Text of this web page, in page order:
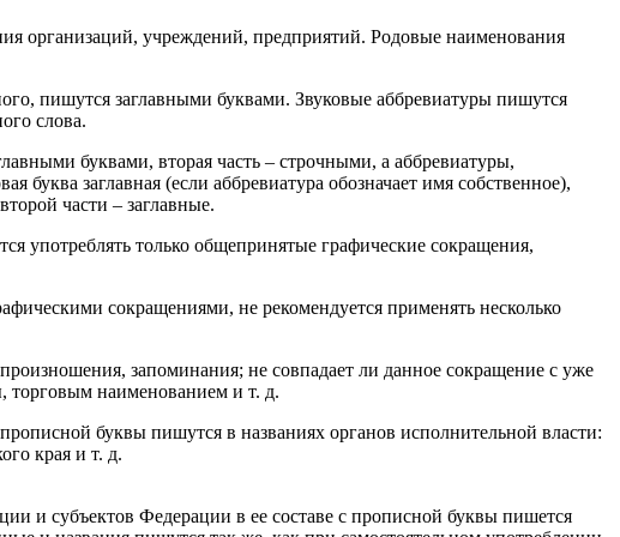
организаций, учреждений, предприятий. Родовые наименования
пишутся заглавными буквами. Звуковые аббревиатуры пишутся
слова.
буквами, вторая часть – строчными, а аббревиатуры,
заглавная (если аббревиатура обозначает имя собственное),
части – заглавные.
употреблять только общепринятые графические сокращения,
сокращениями, не рекомендуется применять несколько
запоминания; не совпадает ли данное сокращение с уже
торговым наименованием и т. д.
буквы пишутся в названиях органов исполнительной власти:
края и т. д.
и субъектов Федерации в ее составе с прописной буквы пишется